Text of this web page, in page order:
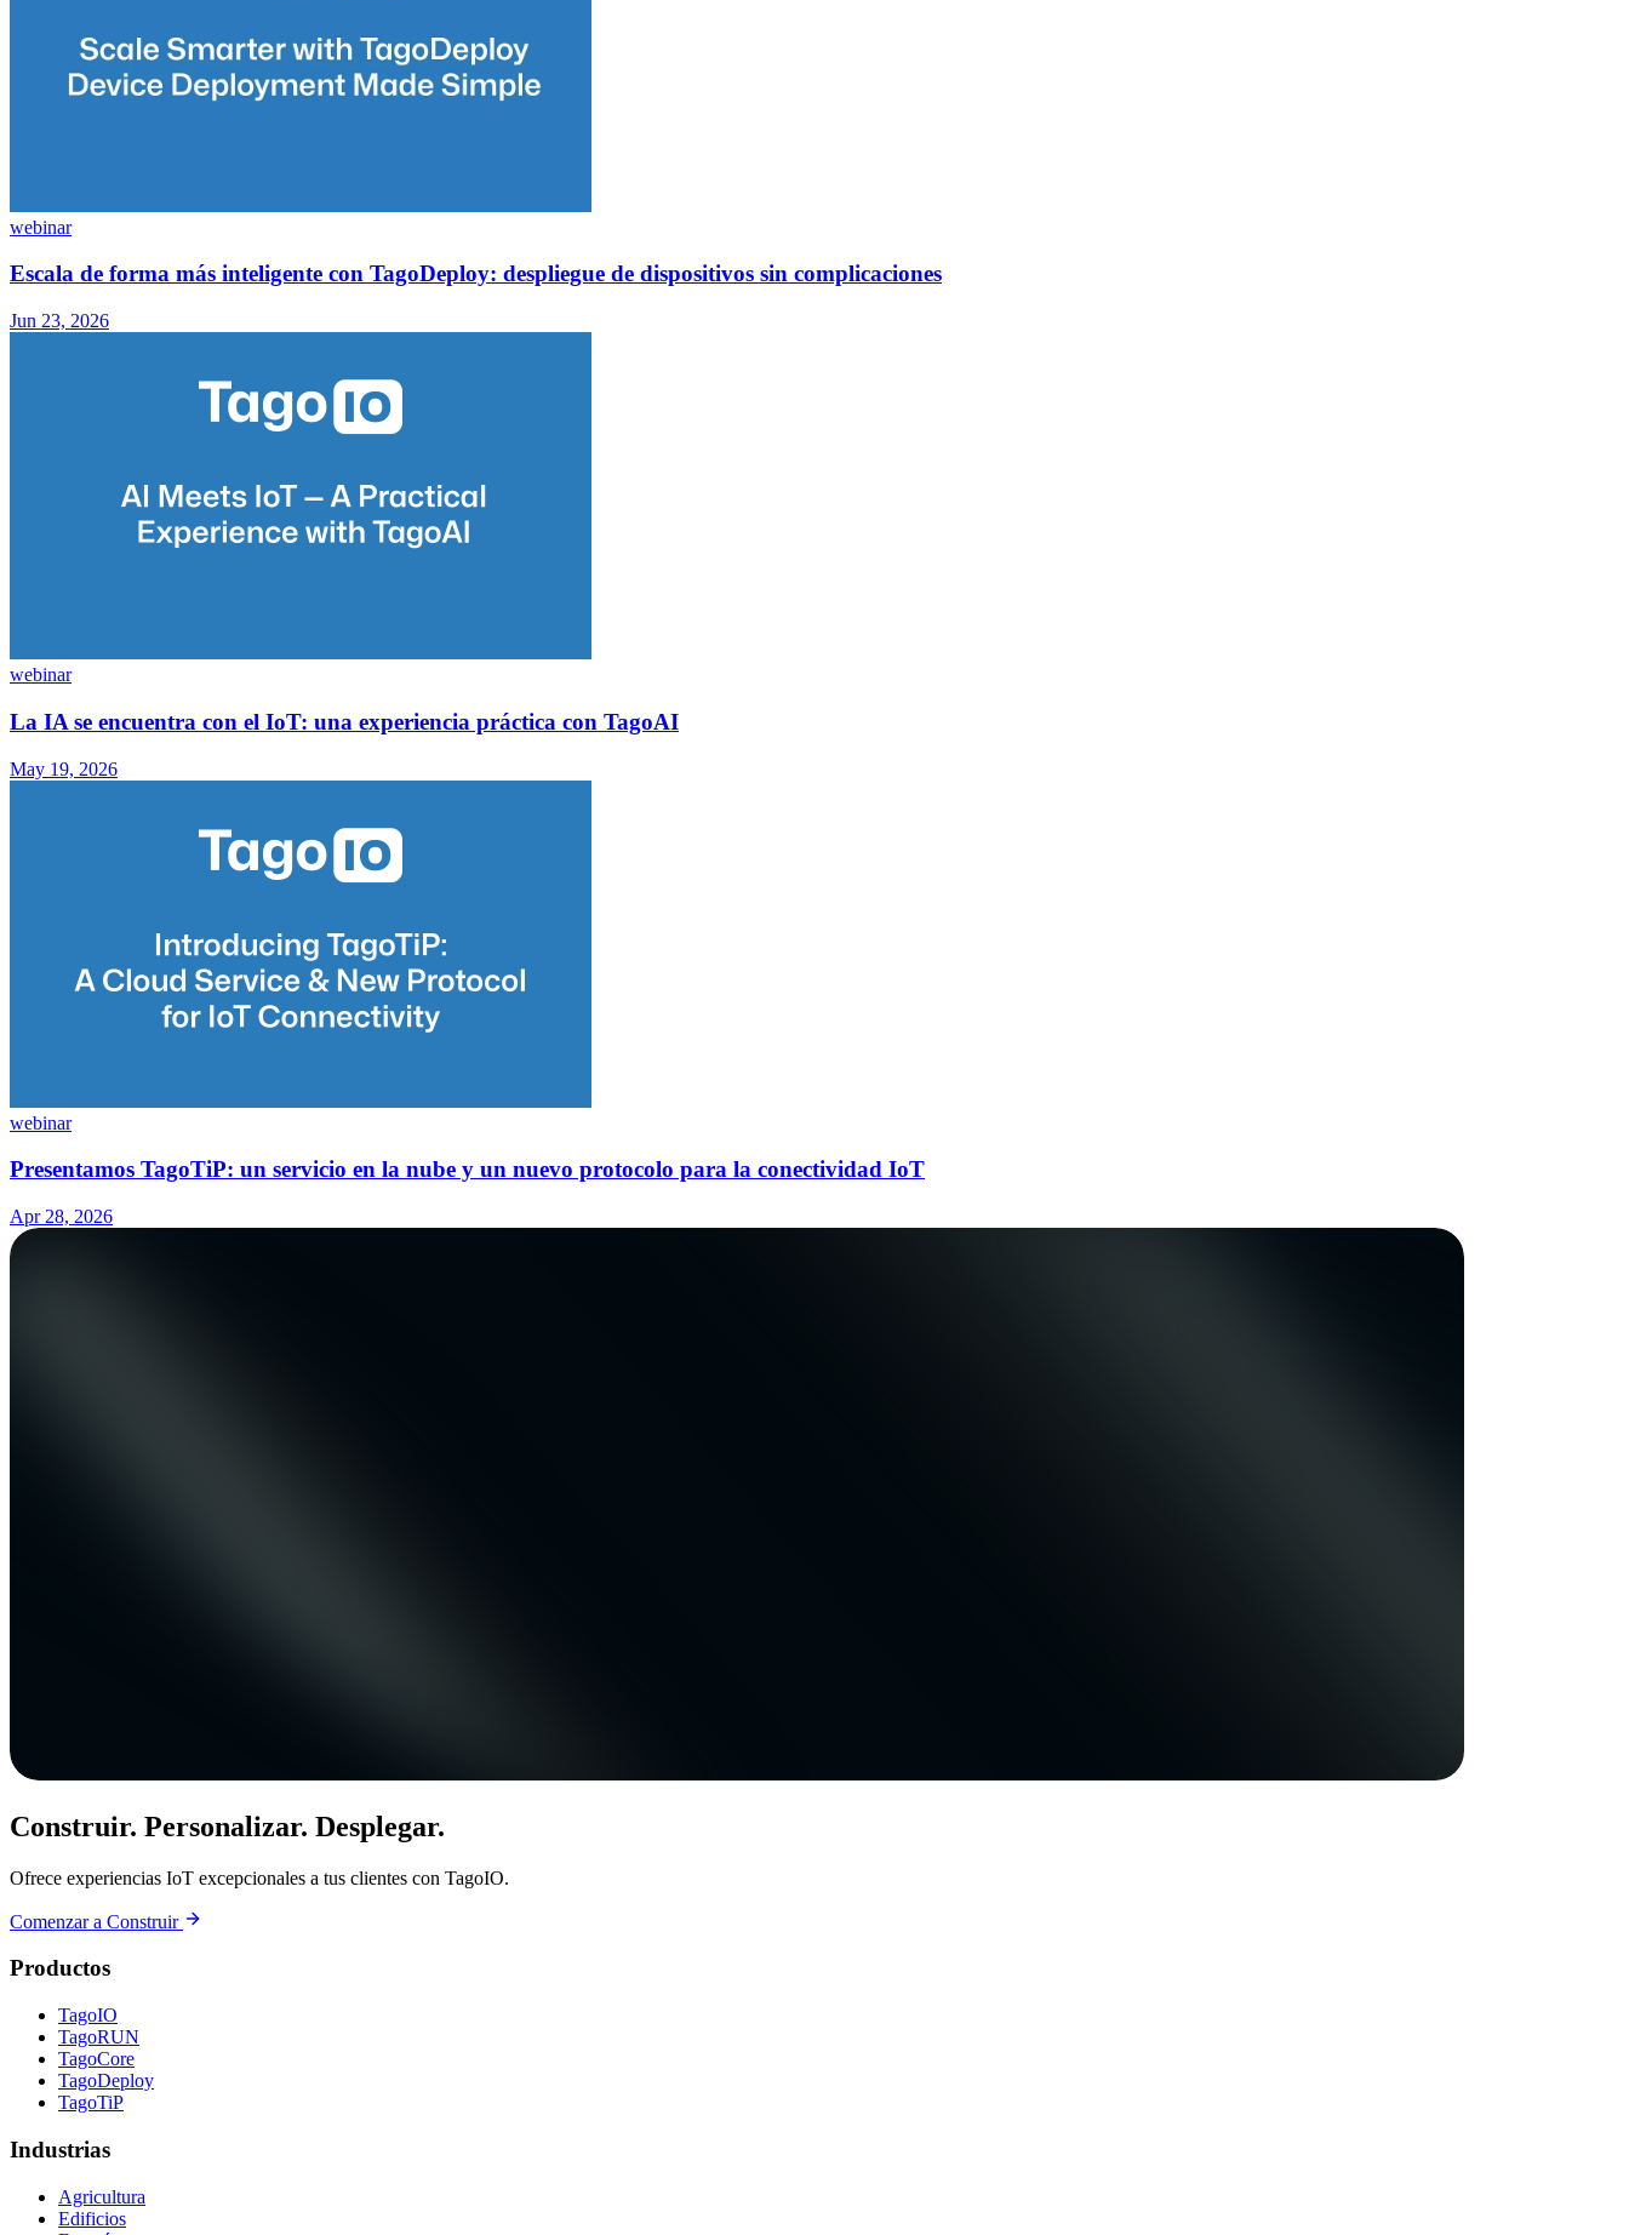
webinar
Escala de forma más inteligente con TagoDeploy: despliegue de dispositivos sin complicaciones
Jun 23, 2026
webinar
La IA se encuentra con el IoT: una experiencia práctica con TagoAI
May 19, 2026
webinar
Presentamos TagoTiP: un servicio en la nube y un nuevo protocolo para la conectividad IoT
Apr 28, 2026
Construir. Personalizar. Desplegar.
Ofrece experiencias IoT excepcionales a tus clientes con TagoIO.
Comenzar a Construir
Productos
TagoIO
TagoRUN
TagoCore
TagoDeploy
TagoTiP
Industrias
Agricultura
Edificios